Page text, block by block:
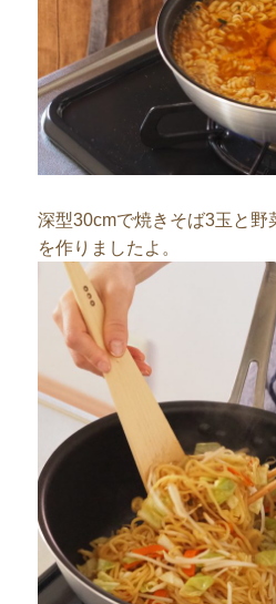
深型30cmで焼きそば3玉と野
を作りましたよ。